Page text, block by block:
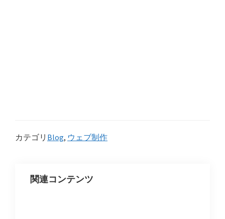
カテゴリ Blog, ウェブ制作
関連コンテンツ